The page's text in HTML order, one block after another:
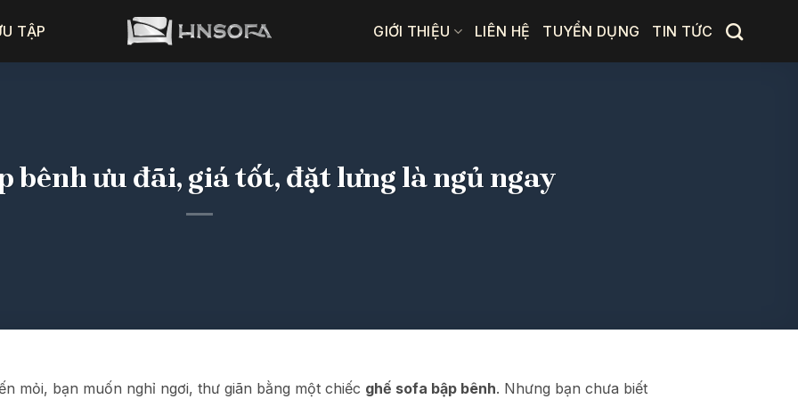
TẬP GIỚI THIỆU LIÊN HỆ TUYỂN DỤNG TIN TỨC
bênh ưu đãi, giá tốt, đặt lưng là ngủ ngay
mỏi, bạn muốn nghỉ ngơi, thư giãn bằng một chiếc ghế sofa bập bênh. Nhưng bạn chưa biết